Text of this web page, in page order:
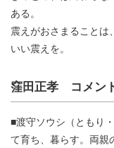
ある。
震えがおさまることは
いい震えを。
窪田正孝 コメン
■渡守ソウシ（ともり
て育ち、暮らす。両親